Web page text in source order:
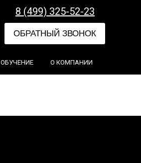
ОБРАТНЫЙ ЗВОНОК
8 (499) 325-52-23
ОБУЧЕНИЕ О КОМПАНИИ